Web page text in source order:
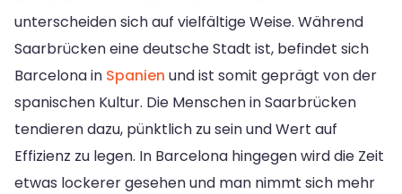
unterscheiden sich auf vielfältige Weise. Während
Saarbrücken eine deutsche Stadt ist, befindet sich
Barcelona in Spanien und ist somit geprägt von der
spanischen Kultur. Die Menschen in Saarbrücken
tendieren dazu, pünktlich zu sein und Wert auf
Effizienz zu legen. In Barcelona hingegen wird die Zeit
etwas lockerer gesehen und man nimmt sich mehr